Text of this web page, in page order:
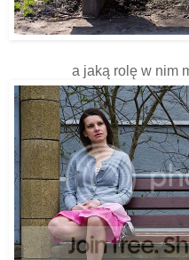
a jaką rolę w nim